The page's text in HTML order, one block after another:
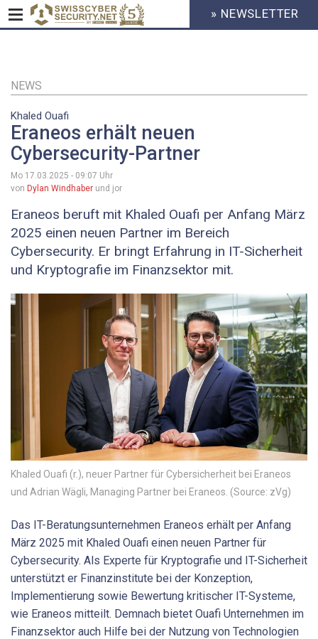
Inhalt
HEADER
MENU
» NEWSLETTER
NEWS
Khaled Ouafi
Eraneos erhält neuen
Cybersecurity-Partner
Mo 17.03.2025 - 09:07 Uhr
von Dylan Windhaber und jor
Eraneos beruft mit Khaled Ouafi per Anfang März
2025 einen neuen Partner im Bereich
Cybersecurity. Er bringt Erfahrung in IT-Sicherheit
und Kryptografie im Finanzsektor mit.
Khaled Ouafi (r.), neuer Partner für Cybersicherheit bei Eraneos
und Adrian Wägli, Managing Partner bei Eraneos. (Source: zVg)
Das IT-Beratungsunternehmen Eraneos erhält per Anfang
März 2025 mit Khaled Ouafi einen neuen Partner für
Cybersecurity. Als Experte für Kryptografie und IT-Sicherheit
unterstützt er Finanzinstitute bei der Konzeption,
Implementierung sowie Bewertung kritischer IT-Systeme,
wie Eraneos mitteilt. Demnach bietet Ouafi Unternehmen im
Finanzsektor auch Hilfe bei der Nutzung von Technologien